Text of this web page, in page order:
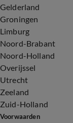
Gelderland
Groningen
Limburg
Noord-Brabant
Noord-Holland
Overijssel
Utrecht
Zeeland
Zuid-Holland
Voorwaarden